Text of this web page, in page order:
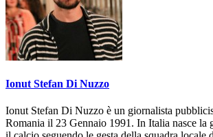
Ionut Stefan Di Nuzzo
Ionut Stefan Di Nuzzo è un giornalista
Romania il 23 Gennaio 1991. In Italia nasce la